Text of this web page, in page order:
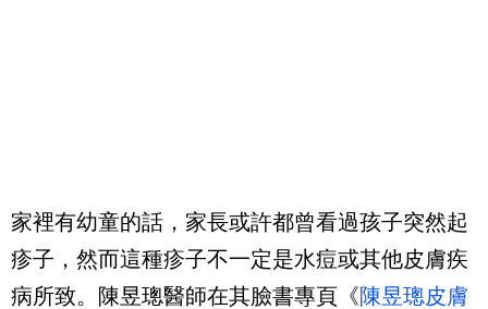
家裡有幼童的話，家長或許都曾看過孩子突然起
疹子，然而這種疹子不一定是水痘或其他皮膚疾
病所致。陳昱璁醫師在其臉書專頁《陳昱璁皮膚